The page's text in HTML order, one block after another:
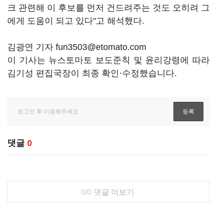
크 관련해 이 후보를 먼저 건드려주는 것도 오히려 그
에게 도움이 되고 있다"고 해석했다.
김광연 기자 fun3503@etomato.com
이 기사는 뉴스토마토 보도준칙 및 윤리강령에 따라
김기성 편집국장이 최종 확인·수정했습니다.
댓글 0
0/0 댓글 더보기